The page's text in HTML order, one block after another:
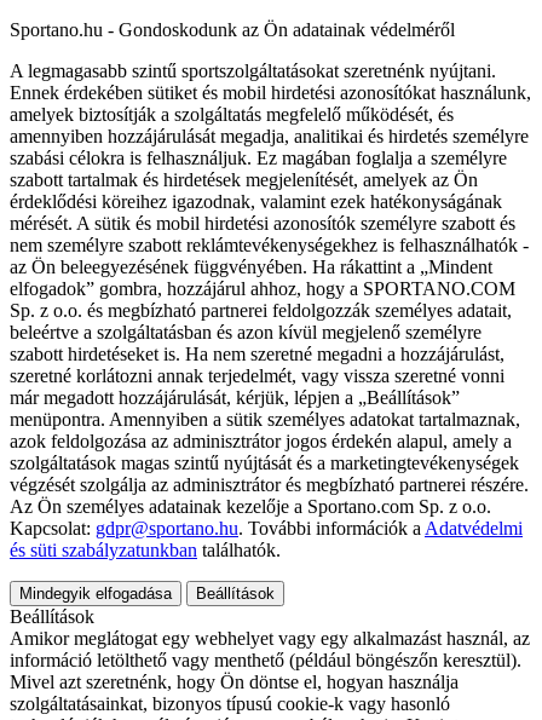
Sportano.hu - Gondoskodunk az Ön adatainak védelméről
A legmagasabb szintű sportszolgáltatásokat szeretnénk nyújtani.
Ennek érdekében sütiket és mobil hirdetési azonosítókat használunk,
amelyek biztosítják a szolgáltatás megfelelő működését, és
amennyiben hozzájárulását megadja, analitikai és hirdetés személyre
szabási célokra is felhasználjuk. Ez magában foglalja a személyre
szabott tartalmak és hirdetések megjelenítését, amelyek az Ön
érdeklődési köreihez igazodnak, valamint ezek hatékonyságának
mérését. A sütik és mobil hirdetési azonosítók személyre szabott és
nem személyre szabott reklámtevékenységekhez is felhasználhatók -
az Ön beleegyezésének függvényében. Ha rákattint a „Mindent
elfogadok” gombra, hozzájárul ahhoz, hogy a SPORTANO.COM
Sp. z o.o. és megbízható partnerei feldolgozzák személyes adatait,
beleértve a szolgáltatásban és azon kívül megjelenő személyre
szabott hirdetéseket is. Ha nem szeretné megadni a hozzájárulást,
szeretné korlátozni annak terjedelmét, vagy vissza szeretné vonni
már megadott hozzájárulását, kérjük, lépjen a „Beállítások”
menüpontra. Amennyiben a sütik személyes adatokat tartalmaznak,
azok feldolgozása az adminisztrátor jogos érdekén alapul, amely a
szolgáltatások magas szintű nyújtását és a marketingtevékenységek
végzését szolgálja az adminisztrátor és megbízható partnerei részére.
Az Ön személyes adatainak kezelője a Sportano.com Sp. z o.o.
Kapcsolat: gdpr@sportano.hu. További információk a Adatvédelmi
és süti szabályzatunkban találhatók.
Mindegyik elfogadása Beállítások
Beállítások
Amikor meglátogat egy webhelyet vagy egy alkalmazást használ, az
információ letölthető vagy menthető (például böngészőn keresztül).
Mivel azt szeretnénk, hogy Ön döntse el, hogyan használja
szolgáltatásainkat, bizonyos típusú cookie-k vagy hasonló